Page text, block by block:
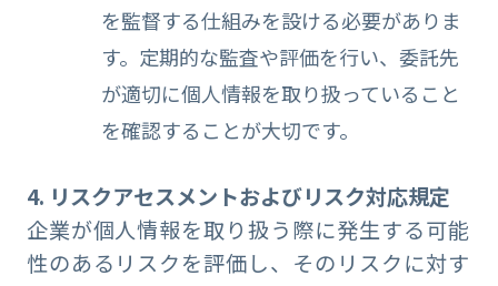
を監督する仕組みを設ける必要がありま
す。定期的な監査や評価を行い、委託先
が適切に個人情報を取り扱っていること
を確認することが大切です。
4. リスクアセスメントおよびリスク対応規定
企業が個人情報を取り扱う際に発生する可能
性のあるリスクを評価し、そのリスクに対す